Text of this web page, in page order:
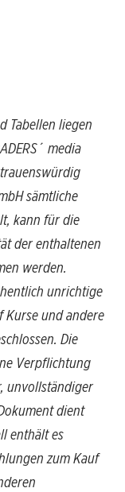
Tabellen liegen
media
sämtliche
kann für die
der enthaltenen
werden.
unrichtige
Kurse und andere
Die
Verpflichtung
unvollständiger
dient
enthält es
zum Kauf